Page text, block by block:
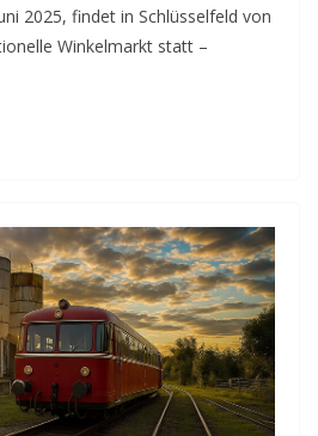
2025, findet in Schlüsselfeld von
Winkelmarkt statt –